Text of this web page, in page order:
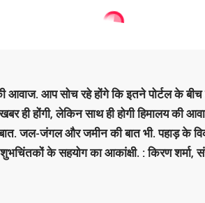
आवाज. आप सोच रहे होंगे कि इतने पोर्टल के
ही होंगी, लेकिन साथ ही होगी हिमालय की
जल-जंगल और जमीन की बात भी. पहाड़ के
के सहयोग का आकांक्षी. : किरण शर्मा,